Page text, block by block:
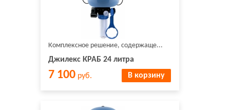
Комплексное решение, содержаще...
Джилекс КРАБ 24 литра
7 100 руб. В корзину